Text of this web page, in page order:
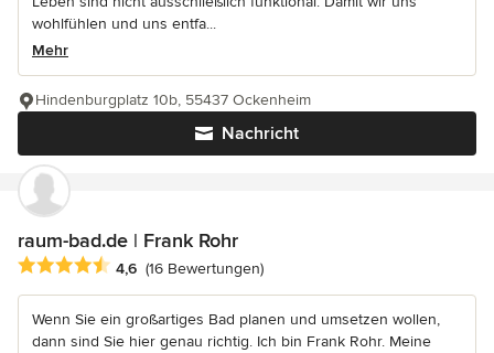
wohlfühlen und uns entfa...
Mehr
Nachricht
Hindenburgplatz 10b, 55437 Ockenheim
raum-bad.de | Frank Rohr
Durchschnittliche Bewertung: 4.6 von 5 Sternen
4,6 (16 Bewertungen)
Wenn Sie ein großartiges Bad planen und umsetzen wollen,
dann sind Sie hier genau richtig. Ich bin Frank Rohr. Meine